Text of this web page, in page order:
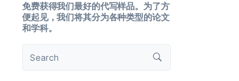
免费获得我们最好的代写样品。为了方
便起见，我们将其分为各种类型的论文
和学科。